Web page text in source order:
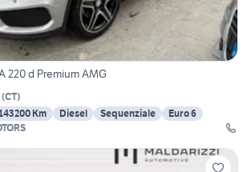
220 d Premium AMG
(CT)
Km Diesel Sequenziale
Euro 6